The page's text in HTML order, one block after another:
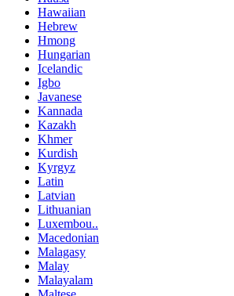
Hawaiian
Hebrew
Hmong
Hungarian
Icelandic
Igbo
Javanese
Kannada
Kazakh
Khmer
Kurdish
Kyrgyz
Latin
Latvian
Lithuanian
Luxembou..
Macedonian
Malagasy
Malay
Malayalam